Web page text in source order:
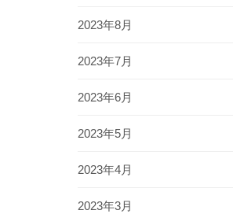
2023年8月
2023年7月
2023年6月
2023年5月
2023年4月
2023年3月